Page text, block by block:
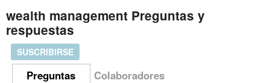
wealth management Preguntas y
respuestas
SUSCRIBIRSE
Preguntas Colaboradores